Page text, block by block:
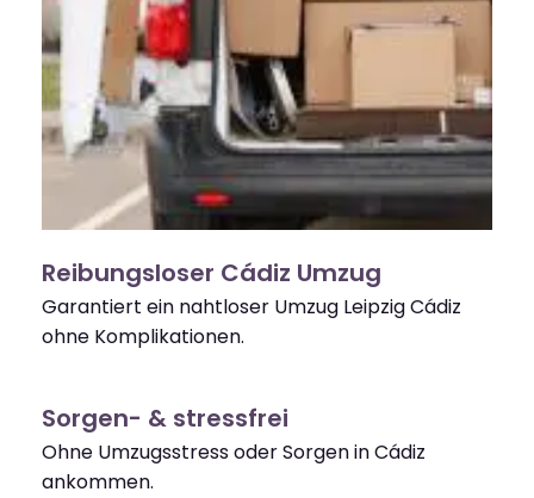
Reibungsloser Cádiz Umzug
Garantiert ein nahtloser Umzug Leipzig Cádiz
ohne Komplikationen.
Sorgen- & stressfrei
Ohne Umzugsstress oder Sorgen in Cádiz
ankommen.